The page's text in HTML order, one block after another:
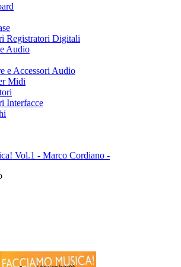
Registratori Digitali
Audio
e Accessori Audio
Midi
Interfacce
Vol.1 - Marco Cordiano -